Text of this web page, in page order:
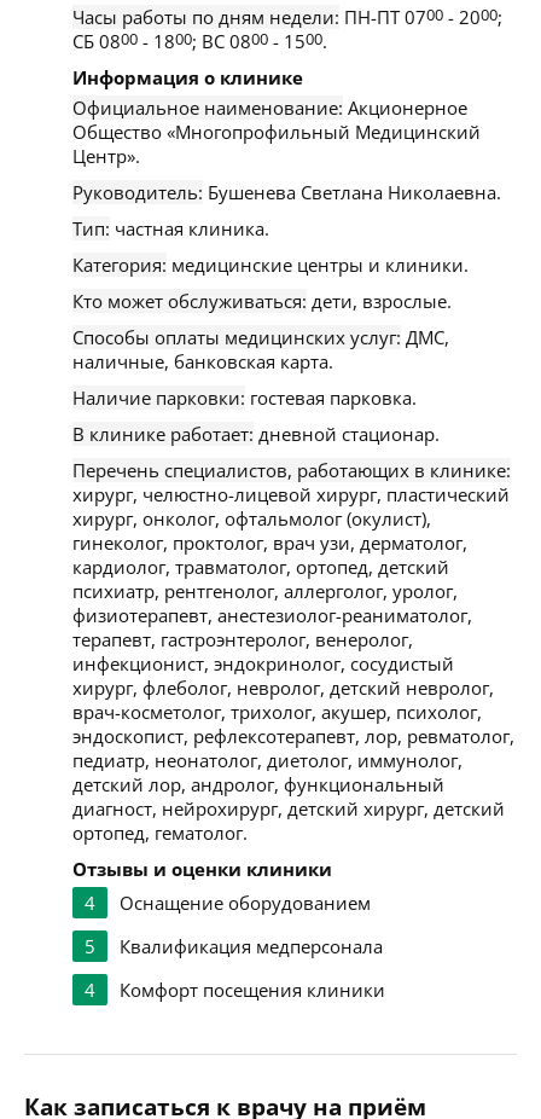
Часы работы по дням недели: ПН-ПТ 0700 - 2000;
СБ 0800 - 1800; ВС 0800 - 1500.
Информация о клинике
Официальное наименование: Акционерное
Общество «Многопрофильный Медицинский
Центр».
Руководитель: Бушенева Светлана Николаевна.
Тип: частная клиника.
Категория: медицинские центры и клиники.
Кто может обслуживаться: дети, взрослые.
Способы оплаты медицинских услуг: ДМС,
наличные, банковская карта.
Наличие парковки: гостевая парковка.
В клинике работает: дневной стационар.
Перечень специалистов, работающих в клинике:
хирург, челюстно-лицевой хирург, пластический
хирург, онколог, офтальмолог (окулист),
гинеколог, проктолог, врач узи, дерматолог,
кардиолог, травматолог, ортопед, детский
психиатр, рентгенолог, аллерголог, уролог,
физиотерапевт, анестезиолог-реаниматолог,
терапевт, гастроэнтеролог, венеролог,
инфекционист, эндокринолог, сосудистый
хирург, флеболог, невролог, детский невролог,
врач-косметолог, трихолог, акушер, психолог,
эндоскопист, рефлексотерапевт, лор, ревматолог,
педиатр, неонатолог, диетолог, иммунолог,
детский лор, андролог, функциональный
диагност, нейрохирург, детский хирург, детский
ортопед, гематолог.
Отзывы и оценки клиники
4
Оснащение оборудованием
5
Квалификация медперсонала
4
Комфорт посещения клиники
Как записаться к врачу на приём